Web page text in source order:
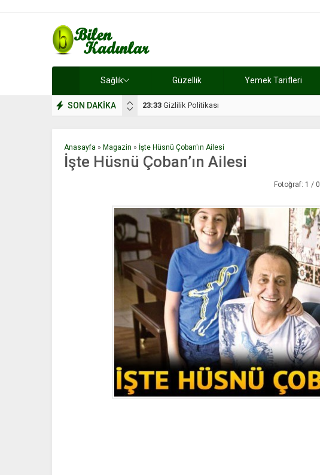
Sağlık Güzellik Yemek Tarifleri
SON DAKİKA 17:08 Dilan, düğününe 5 gün kala hayatını kaybetti
Anasayfa » Magazin » İşte Hüsnü Çoban'ın Ailesi
İşte Hüsnü Çoban’ın Ailesi
Fotoğraf: 1 / 0